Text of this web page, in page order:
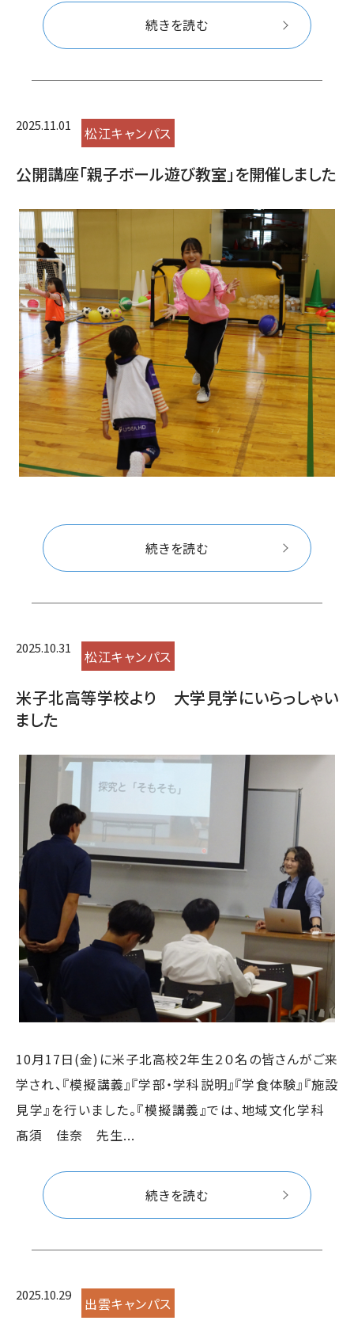
続きを読む
2025.11.01 松江キャンパス
公開講座「親子ボール遊び教室」を開催しました
続きを読む
2025.10.31 松江キャンパス
米子北高等学校より 大学見学にいらっしゃい
ました
10月17日(金)に米子北高校2年生２０名の皆さんがご来
学され、『模擬講義』『学部・学科説明』『学食体験』『施設
見学』を行いました。『模擬講義』では、地域文化学科
髙須 佳奈 先生...
続きを読む
2025.10.29 出雲キャンパス